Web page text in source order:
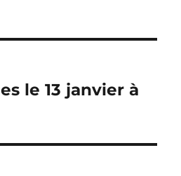
le 13 janvier à